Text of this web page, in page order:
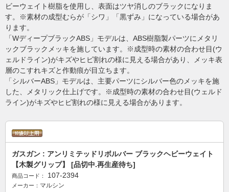
ビーウェイト樹脂を使用し、表面はツヤ消しのブラックになりま
す。※素材の成型むらが「シワ」「黒ずみ」になっている場合があ
ります。
「WディープブラックABS」モデルは、ABS樹脂製パーツにメタリ
ックブラックメッキを施しています。※成型時の素材の合わせ目(ウ
ェルドライン)がキズやヒビ割れの様に見える場合があり、メッキ表
層のこすれキズと作動痕が目立ちます。
「シルバーABS」モデルは、主要パーツにシルバー色のメッキを施
した、メタリック仕上げです。※成型時の素材の合わせ目(ウェルド
ライン)がキズやヒビ割れの様に見える場合があります。
ガスガン : アンリミテッドリボルバー ブラックヘビーウェイト
【木製グリップ】 [品切中.再生産待ち]
商品コード： 107-2394
メーカー： マルシン